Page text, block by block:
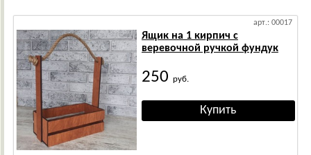
арт.: 00017
Ящик на 1 кирпич с
веревочной ручкой фундук
250 руб.